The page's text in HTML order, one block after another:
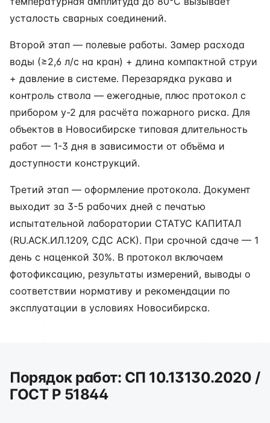
усталость сварных соединений.
Второй этап — полевые работы. Замер расхода
воды (≥2,6 л/с на кран) + длина компактной струи
+ давление в системе. Перезарядка рукава и
контроль ствола — ежегодные, плюс протокол с
прибором у-2 для расчёта пожарного риска. Для
объектов в Новосибирске типовая длительность
работ — 1-3 дня в зависимости от объёма и
доступности конструкций.
Третий этап — оформление протокола. Документ
выходит за 3-5 рабочих дней с печатью
испытательной лаборатории СТАТУС КАПИТАЛ
(RU.АСК.ИЛ.1209, СДС АСК). При срочной сдаче — 1
день с наценкой 30%. В протокол включаем
фотофиксацию, результаты измерений, выводы о
соответствии нормативу и рекомендации по
эксплуатации в условиях Новосибирска.
Порядок работ: СП 10.13130.2020 /
ГОСТ Р 51844